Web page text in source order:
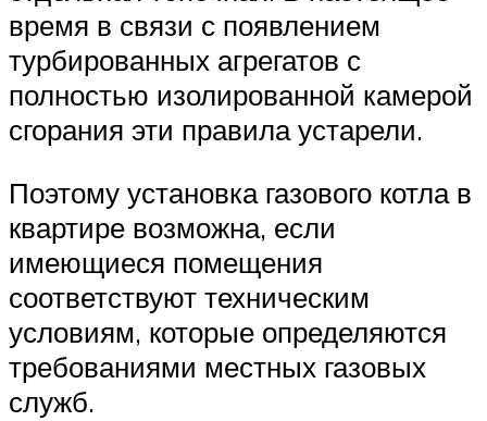
время в связи с появлением
турбированных агрегатов с
полностью изолированной камерой
сгорания эти правила устарели.
Поэтому установка газового котла в
квартире возможна, если
имеющиеся помещения
соответствуют техническим
условиям, которые определяются
требованиями местных газовых
служб.